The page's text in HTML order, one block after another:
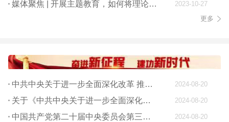
媒体聚焦 | 开展主题教育，如何将理论学习贯穿始终
2023-10-27
更多
中共中央关于进一步全面深化改革 推进中国式现代化的决定 2024-08-20
关于《中共中央关于进一步全面深化改革、 推进中国式现代化的决定》的说明 2024-08-20
中国共产党第二十届中央委员会第三次全体会议公报 2024-08-20